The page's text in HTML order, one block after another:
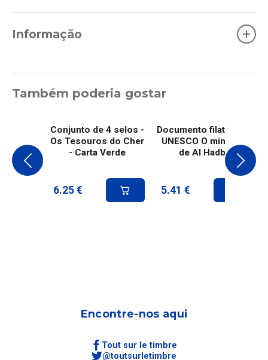
Informação +
Também poderia gostar
Conjunto de 4 selos -
Os Tesouros do Cher
- Carta Verde
6.25 €
Documento filatélico -
UNESCO O minarete
de Al Hadba
5.41 €
Encontre-nos aqui
Tout sur le timbre
@toutsurletimbre